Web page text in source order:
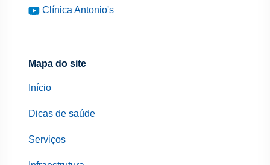
Clínica Antonio's
Mapa do site
Início
Dicas de saúde
Serviços